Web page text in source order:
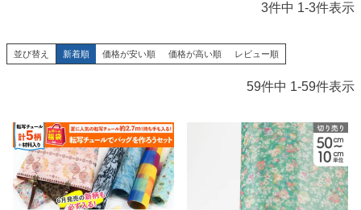
3件中 1-3件表示
並び替え 新着順 価格が安い順 価格が高い順 レビュー順
59件中 1-59件表示